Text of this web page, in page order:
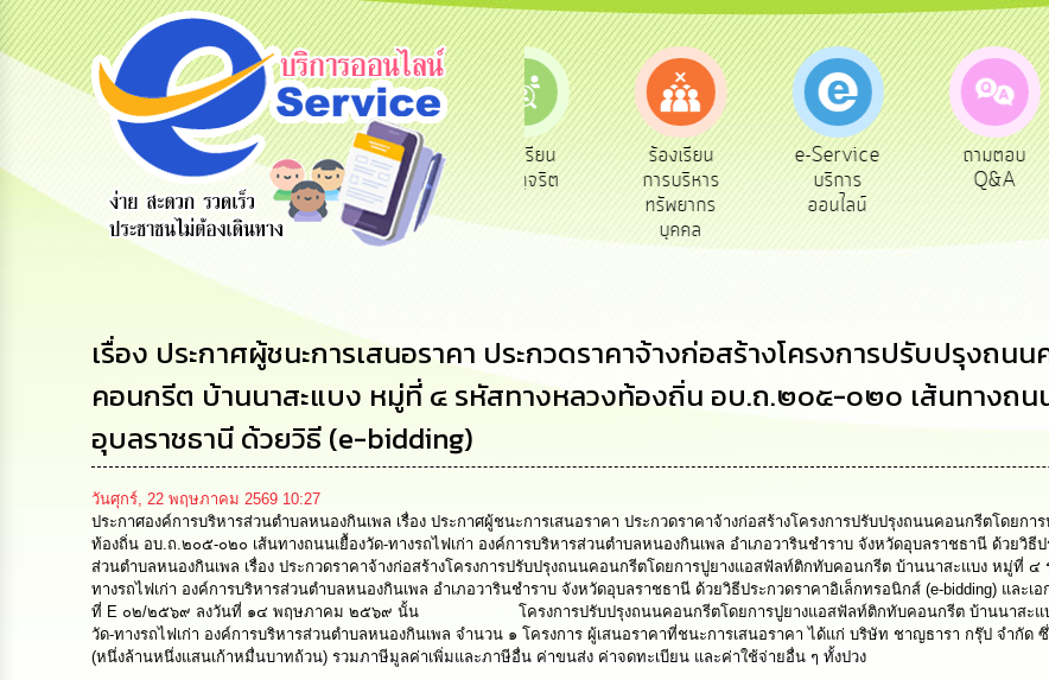
รับฟังความ
คิดเห็น
ประชาชน
ร้องเรียน
ร้องทุกข์
ร้องเรียน
การทุจริต
ร้องเรียน
การบริหาร
บุคคล
e-Service
บริการ
ออนไลน์
ถามตอบ
Q&A
สำร
พึ
เรื่อง ประกาศผู้ชนะการเสนอราคา ประกวดราคาจ้างก่อสร้างโครงการปรับปรุงถ
คอนกรีต บ้านนาสะแบง หมู่ที่ ๔ รหัสทางหลวงท้องถิ่น อบ.ถ.๒๐๕-๐๒๐ เส้นทางถน
อุบลราชธานี ด้วยวิธี (e-bidding)
วันศุกร์, 22 พฤษภาคม 2569 10:27
ประกาศองค์การบริหารส่วนตำบลหนองกินเพล เรื่อง ประกาศผู้ชนะการเสนอราคา ประกวดราคาจ้างก่อสร้างโครงการปรับปรุงถนนคอนกรีตโดย
ท้องถิ่น อบ.ถ.๒๐๕-๐๒๐ เส้นทางถนนเยื้องวัด-ทางรถไฟเก่า องค์การบริหารส่วนตำบลหนองกินเพล อำเภอวารินชำราบ จังหวัดอุบลราชธานี ด้วยวิธี
ส่วนตำบลหนองกินเพล เรื่อง ประกวดราคาจ้างก่อสร้างโครงการปรับปรุงถนนคอนกรีตโดยการปูยางแอสฟัลท์ติกทับคอนกรีต บ้านนาสะแบง หมู่ที่
ทางรถไฟเก่า องค์การบริหารส่วนตำบลหนองกินเพล อำเภอวารินชำราบ จังหวัดอุบลราชธานี ด้วยวิธีประกวดราคาอิเล็กทรอนิกส์ (e-bidding) และเ
ที่ E ๐๒/๒๕๖๙ ลงวันที่ ๑๔ พฤษภาคม ๒๕๖๙ นั้น โครงการปรับปรุงถนนคอนกรีตโดยการปูยางแอสฟัลท์ติกทับคอนกรีต บ้านนาสะแบง
วัด-ทางรถไฟเก่า องค์การบริหารส่วนตำบลหนองกินเพล จำนวน ๑ โครงการ ผู้เสนอราคาที่ชนะการเสนอราคา ได้แก่ บริษัท ชาญธารา กรุ๊ป จำกัด
(หนึ่งล้านหนึ่งแสนเก้าหมื่นบาทถ้วน) รวมภาษีมูลค่าเพิ่มและภาษีอื่น ค่าขนส่ง ค่าจดทะเบียน และค่าใช้จ่ายอื่น ๆ ทั้งปวง